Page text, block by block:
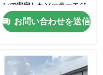
ンで安定したソーラーモジ
ュールのマウントを提供し
ますお問い合わせを送信